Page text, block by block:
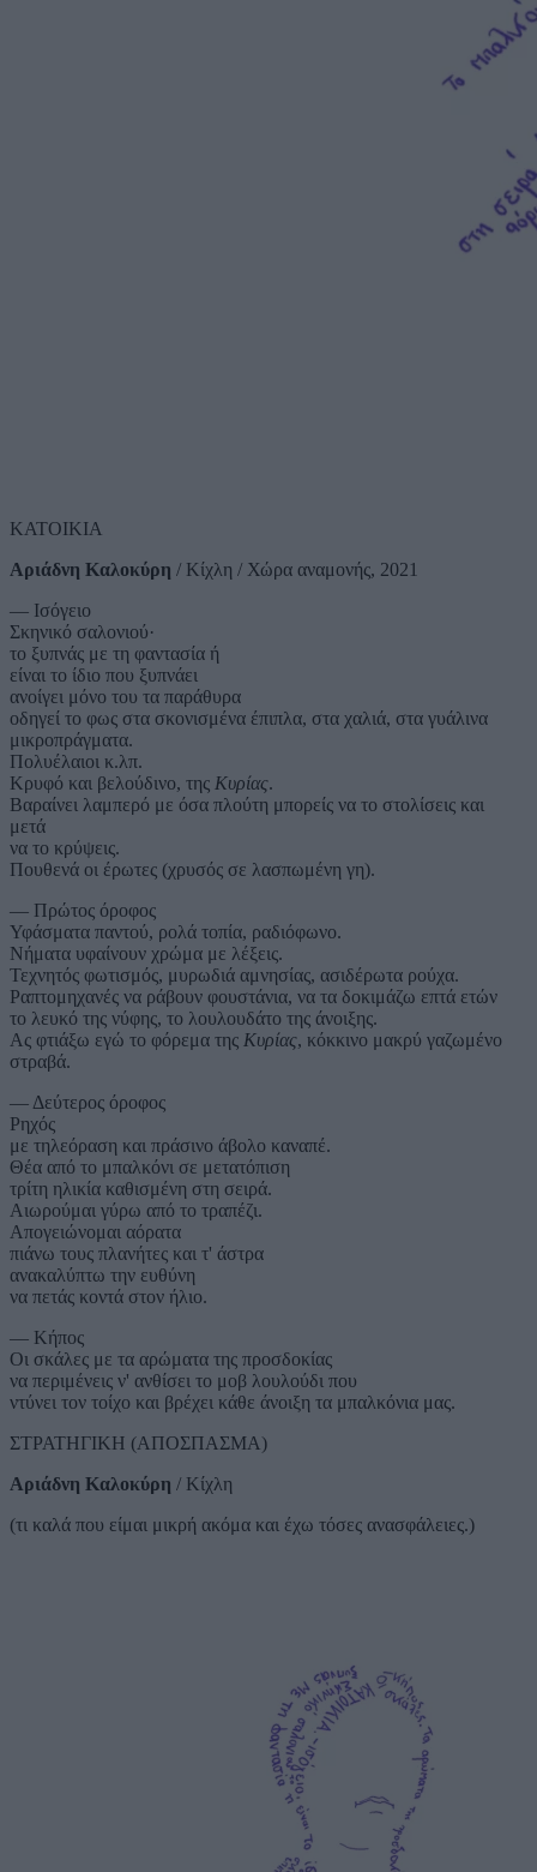
ΚΑΤΟΙΚΙΑ
Αριάδνη Καλοκύρη / Κίχλη / Χώρα αναμονής, 2021
— Ισόγειο
Σκηνικό σαλονιού·
το ξυπνάς με τη φαντασία ή
είναι το ίδιο που ξυπνάει
ανοίγει μόνο του τα παράθυρα
οδηγεί το φως στα σκονισμένα έπιπλα, στα χαλιά, στα γυάλινα
μικροπράγματα.
Πολυέλαιοι κ.λπ.
Κρυφό και βελούδινο, της Κυρίας.
Βαραίνει λαμπερό με όσα πλούτη μπορείς να το στολίσεις και
μετά
να το κρύψεις.
Πουθενά οι έρωτες (χρυσός σε λασπωμένη γη).
— Πρώτος όροφος
Υφάσματα παντού, ρολά τοπία, ραδιόφωνο.
Νήματα υφαίνουν χρώμα με λέξεις.
Τεχνητός φωτισμός, μυρωδιά αμνησίας, ασιδέρωτα ρούχα.
Ραπτομηχανές να ράβουν φουστάνια, να τα δοκιμάζω επτά ετών
το λευκό της νύφης, το λουλουδάτο της άνοιξης.
Ας φτιάξω εγώ το φόρεμα της Κυρίας, κόκκινο μακρύ γαζωμένο
στραβά.
— Δεύτερος όροφος
Ρηχός
με τηλεόραση και πράσινο άβολο καναπέ.
Θέα από το μπαλκόνι σε μετατόπιση
τρίτη ηλικία καθισμένη στη σειρά.
Αιωρούμαι γύρω από το τραπέζι.
Απογειώνομαι αόρατα
πιάνω τους πλανήτες και τ' άστρα
ανακαλύπτω την ευθύνη
να πετάς κοντά στον ήλιο.
— Κήπος
Οι σκάλες με τα αρώματα της προσδοκίας
να περιμένεις ν' ανθίσει το μοβ λουλούδι που
ντύνει τον τοίχο και βρέχει κάθε άνοιξη τα μπαλκόνια μας.
ΣΤΡΑΤΗΓΙΚΗ (ΑΠΟΣΠΑΣΜΑ)
Αριάδνη Καλοκύρη / Κίχλη
(τι καλά που είμαι μικρή ακόμα και έχω τόσες ανασφάλειες.)